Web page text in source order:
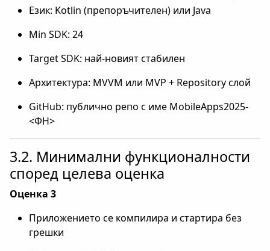
Език: Kotlin (препоръчителен) или Java
Min SDK: 24
Target SDK: най-новият стабилен
Архитектура: MVVM или MVP + Repository слой
GitHub: публично репо с име MobileApps2025-
<ФН>
3.2. Минимални функционалности
според целева оценка
Оценка 3
Приложението се компилира и стартира без
грешки